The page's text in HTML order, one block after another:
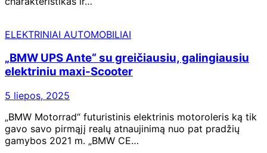
ELEKTRINIAI AUTOMOBILIAI
„BMW UPS Ante“ su greičiausiu, galingiausiu
elektriniu maxi-Scooter
5 liepos, 2025
„BMW Motorrad“ futuristinis elektrinis motoroleris ką tik
gavo savo pirmąjį realų atnaujinimą nuo pat pradžių
gamybos 2021 m. „BMW CE…